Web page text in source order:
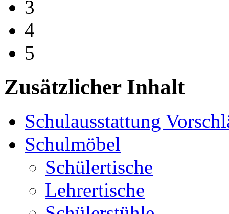
3
4
5
Zusätzlicher Inhalt
Schulausstattung
Schulmöbel
Schülertische
Lehrertische